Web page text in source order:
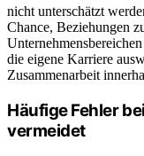
nicht unterschätzt
Chance, Beziehungen
die eigene Karriere
Zusammenarbeit
Häufige Fehler
vermeidet